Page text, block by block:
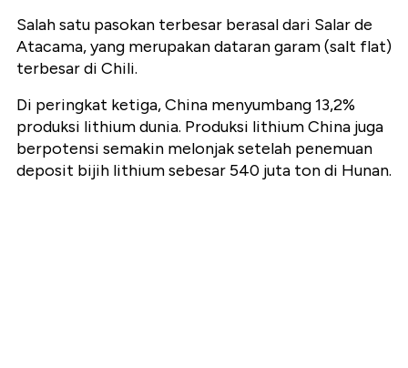
Salah satu pasokan terbesar berasal dari Salar de
Atacama, yang merupakan dataran garam (salt flat)
terbesar di Chili.
Di peringkat ketiga, China menyumbang 13,2%
produksi lithium dunia. Produksi lithium China juga
berpotensi semakin melonjak setelah penemuan
deposit bijih lithium sebesar 540 juta ton di Hunan.